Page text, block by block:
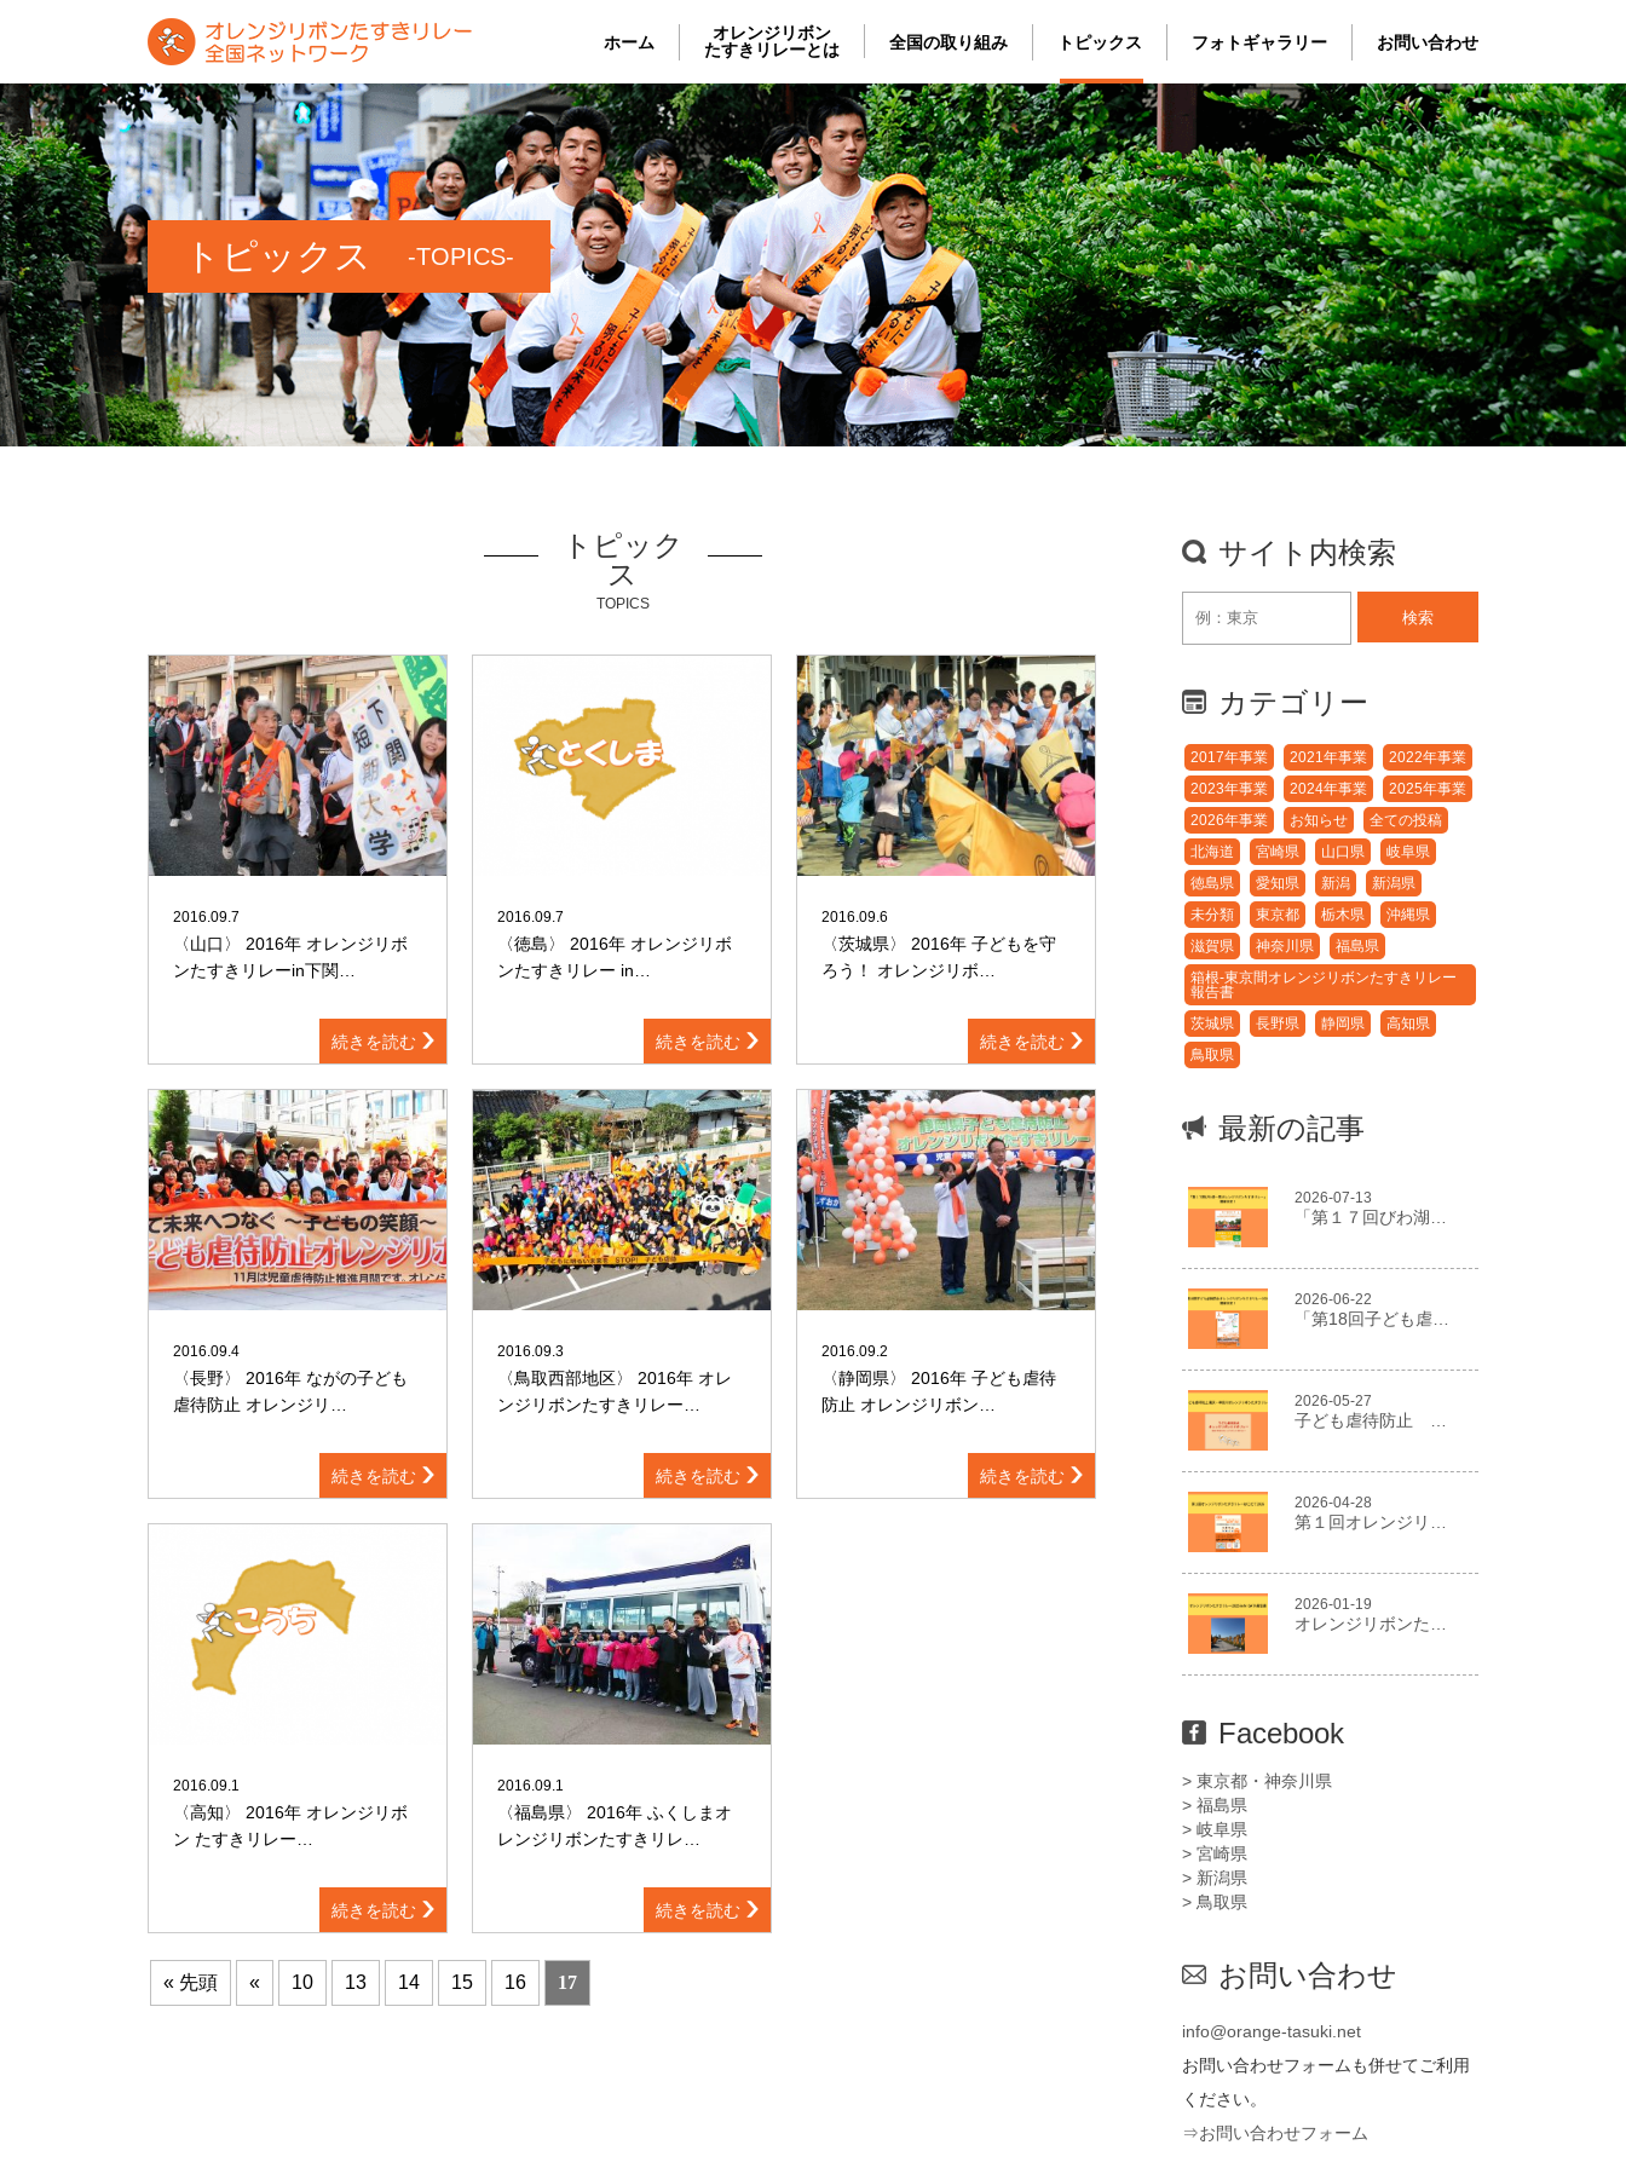
ホーム
オレンジリボン
たすきリレーとは
全国の取り組み トピックス フォトギャラリー お問い合わせ
トピックス -TOPICS-
トピック
ス
TOPICS
2016.09.7
〈山口〉 2016年 オレンジリボ
ンたすきリレーin下関…
続きを読む
2016.09.7
〈徳島〉 2016年 オレンジリボ
ンたすきリレー in…
続きを読む
2016.09.6
〈茨城県〉 2016年 子どもを守
ろう！ オレンジリボ…
続きを読む
2016.09.4
〈長野〉 2016年 ながの子ども
虐待防止 オレンジリ…
続きを読む
2016.09.3
〈鳥取西部地区〉 2016年 オレ
ンジリボンたすきリレー…
続きを読む
2016.09.2
〈静岡県〉 2016年 子ども虐待
防止 オレンジリボン…
続きを読む
2016.09.1
〈高知〉 2016年 オレンジリボ
ン たすきリレー…
続きを読む
2016.09.1
〈福島県〉 2016年 ふくしまオ
レンジリボンたすきリレ…
続きを読む
« 先頭 « 10 13 14 15 16 17
サイト内検索
検索
カテゴリー
2017年事業 2021年事業
2022年事業
2023年事業
2024年事業
2025年事業
2026年事業
お知らせ
全ての投稿
北海道
宮崎県 山口県
岐阜県
徳島県
愛知県 新潟
新潟県
未分類
東京都 栃木県
沖縄県
滋賀県
神奈川県
福島県
箱根-東京間オレンジリボンたすきリレー
報告書
茨城県
長野県 静岡県
高知県
鳥取県
最新の記事
2026-07-13
2026-06-22
2026-05-27
2026-04-28
2026-01-19
Facebook
> 東京都・神奈川県
> 福島県
> 岐阜県
> 宮崎県
> 新潟県
> 鳥取県
お問い合わせ
info@orange-tasuki.net
お問い合わせフォームも併せてご利用
ください。
⇒お問い合わせフォーム